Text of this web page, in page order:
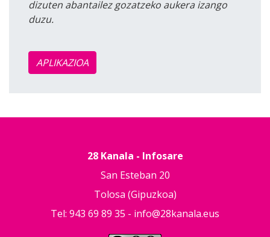
dizuten abantailez gozatzeko aukera izango
duzu.
APLIKAZIOA
28 Kanala - Infosare
San Esteban 20
Tolosa (Gipuzkoa)
Tel: 943 69 89 35 - info@28kanala.eus